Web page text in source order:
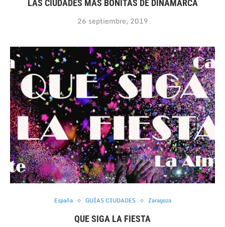
LAS CIUDADES MÁS BONITAS DE DINAMARCA
26 septiembre, 2019
España GUÍAS CIUDADES Zaragoza
QUE SIGA LA FIESTA